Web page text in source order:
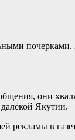
они
Якутии.
рекламы в